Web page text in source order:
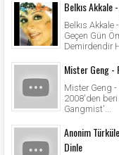
Belkıs Akkale
Belkıs Akkale
Geçen Gün
Demirdendir
Mister Geng -
Mister Geng -
2008'den beri
Gangmist'...
Anonim
Dinle